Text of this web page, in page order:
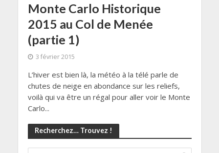
Monte Carlo Historique
2015 au Col de Menée
(partie 1)
3 février 2015
L’hiver est bien là, la météo à la télé parle de
chutes de neige en abondance sur les reliefs,
voilà qui va être un régal pour aller voir le Monte
Carlo...
Recherchez… Trouvez !